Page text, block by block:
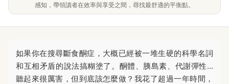
感知，帶領讀者在效率與享受之間，尋找最舒適的平衡點。
如果你在搜尋斷食酮症，大概已經被一堆生硬的科學名詞
和互相矛盾的說法搞糊塗了。酮體、胰島素、代謝彈性…
聽起來很厲害，但到底該怎麼做？我花了超過一年時間，